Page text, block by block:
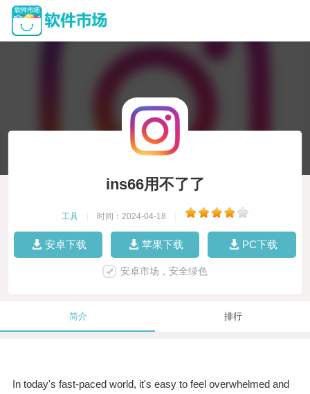
ins66用不了了
工具 时间：2024-04-18
安卓下载 苹果下载 PC下载
安卓市场，安全绿色
简介 排行
In today's fast-paced world, it's easy to feel overwhelmed and